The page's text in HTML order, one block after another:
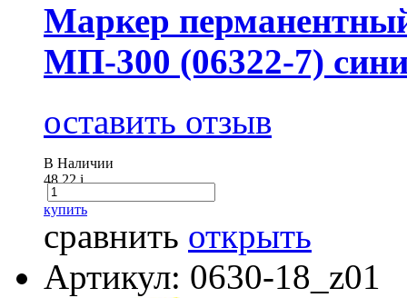
Маркер
МП-300 (06322-7)
оставить отзыв
В Наличии
48.22i
купить
сравнить открыть
Артикул: 0630-18_z01